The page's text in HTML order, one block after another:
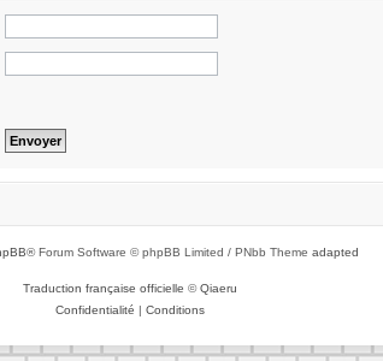
® Forum Software © phpBB Limited / PNbb Theme adapted
Traduction française officielle ©Qiaeru
Confidentialité | Conditions